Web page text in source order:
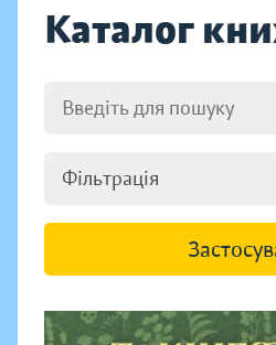
Каталог
Фільтрація